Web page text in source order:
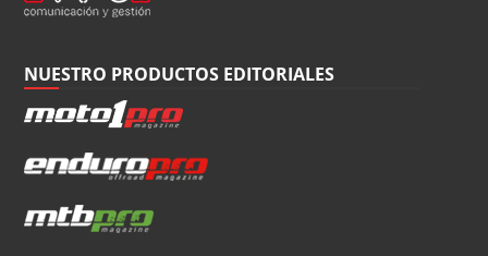
NUESTRO PRODUCTOS EDITORIALES